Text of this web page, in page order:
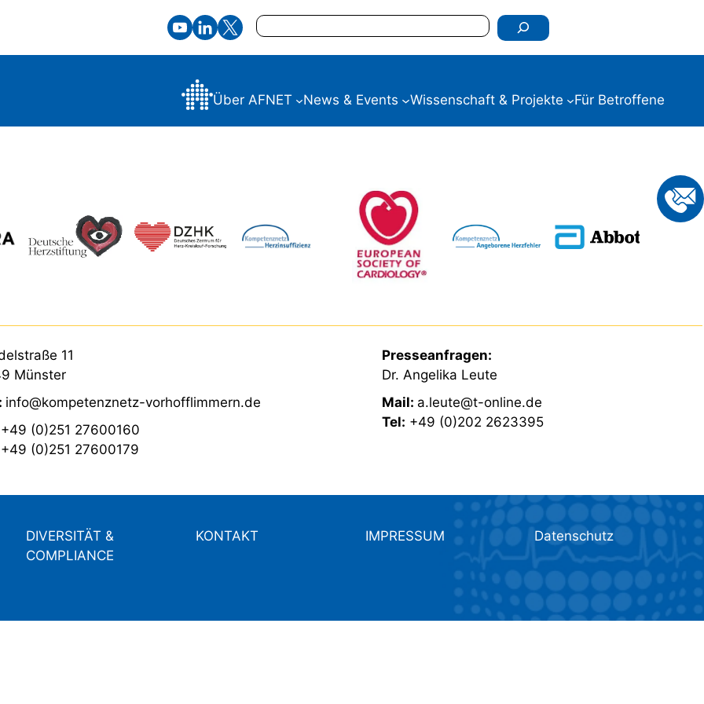
Suchen
Über AFNET News & Events Wissenschaft & Projekte Für Betroffene
11
Münster
info@kompetenznetz-vorhofflimmern.de
+49 (0)251 27600160
+49 (0)251 27600179
Presseanfragen:
Dr. Angelika Leute
Mail: a.leute@t-online.de
Tel: +49 (0)202 2623395
DIVERSITÄT &
COMPLIANCE
KONTAKT IMPRESSUM Datenschutz